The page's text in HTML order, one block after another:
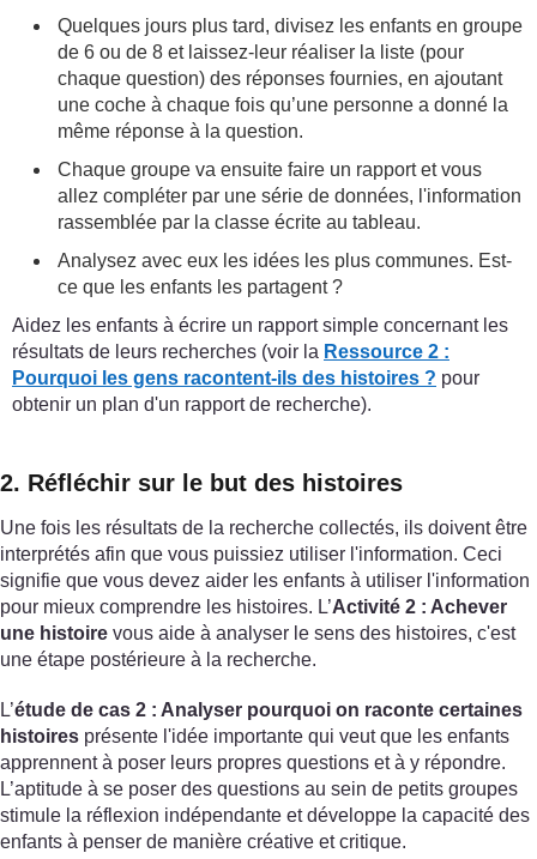
Quelques jours plus tard, divisez les enfants en groupe
de 6 ou de 8 et laissez-leur réaliser la liste (pour
chaque question) des réponses fournies, en ajoutant
une coche à chaque fois qu’une personne a donné la
même réponse à la question.
Chaque groupe va ensuite faire un rapport et vous
allez compléter par une série de données, l'information
rassemblée par la classe écrite au tableau.
Analysez avec eux les idées les plus communes. Est-
ce que les enfants les partagent ?
Aidez les enfants à écrire un rapport simple concernant les
résultats de leurs recherches (voir la Ressource 2 :
Pourquoi les gens racontent-ils des histoires ? pour
obtenir un plan d'un rapport de recherche).
2. Réfléchir sur le but des histoires
Une fois les résultats de la recherche collectés, ils doivent être
interprétés afin que vous puissiez utiliser l'information. Ceci
signifie que vous devez aider les enfants à utiliser l'information
pour mieux comprendre les histoires. L’Activité 2 : Achever
une histoire vous aide à analyser le sens des histoires, c'est
une étape postérieure à la recherche.
L’étude de cas 2 : Analyser pourquoi on raconte certaines
histoires présente l'idée importante qui veut que les enfants
apprennent à poser leurs propres questions et à y répondre.
L’aptitude à se poser des questions au sein de petits groupes
stimule la réflexion indépendante et développe la capacité des
enfants à penser de manière créative et critique.